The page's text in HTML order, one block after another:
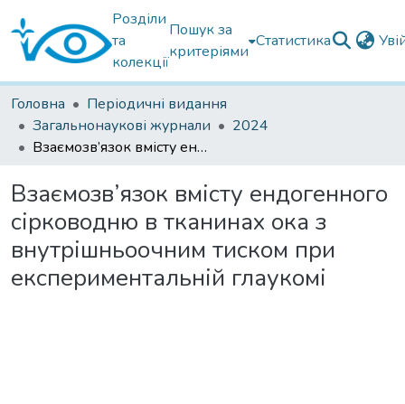
Розділи
та
колекції
Пошук за
критеріями
Статистика
Головна
Періодичні видання
Загальнонаукові журнали
2024
Взаємозв’язок вмісту ендогенного сірководню в тканинах ока з внутрішньоочним тиском при експериментальній глаукомі
Взаємозв’язок вмісту ендогенного
сірководню в тканинах ока з
внутрішньоочним тиском при
експериментальній глаукомі